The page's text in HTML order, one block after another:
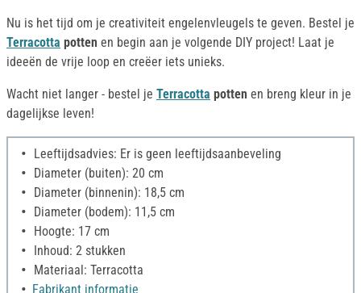
Nu is het tijd om je creativiteit engelenvleugels te geven. Bestel je
Terracotta potten en begin aan je volgende DIY project! Laat je
ideeën de vrije loop en creëer iets unieks.
Wacht niet langer - bestel je Terracotta potten en breng kleur in je
dagelijkse leven!
Leeftijdsadvies: Er is geen leeftijdsaanbeveling
Diameter (buiten): 20 cm
Diameter (binnenin): 18,5 cm
Diameter (bodem): 11,5 cm
Hoogte: 17 cm
Inhoud: 2 stukken
Materiaal: Terracotta
Fabrikant informatie